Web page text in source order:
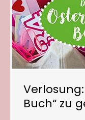
Buch“ zu